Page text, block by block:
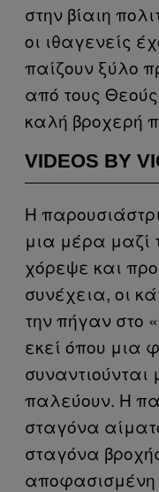
στην βίαιη
οι ιθαγενείς
παίζουν ξύλο
από τους
καλή βροχερή
VIDEOS BY
Η
μια μέρα μαζί
χόρεψε και
συνέχεια, οι
την πήγαν στο
εκεί όπου μια
συναντιούνται
παλεύουν. Η
σταγόνα
σταγόνα
αποφασισμένη